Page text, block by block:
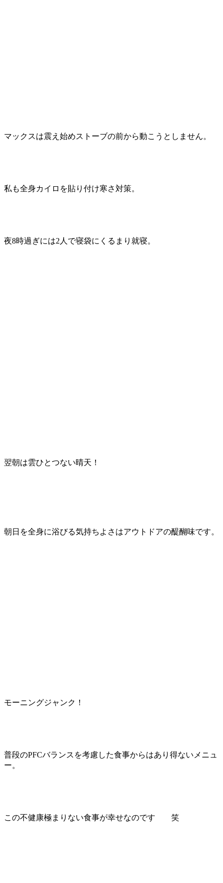
マックスは震え始めストーブの前から動こうとしません。
私も全身カイロを貼り付け寒さ対策。
夜8時過ぎには2人で寝袋にくるまり就寝。
翌朝は雲ひとつない晴天！
朝日を全身に浴びる気持ちよさはアウトドアの醍醐味です。
モーニングジャンク！
普段のPFCバランスを考慮した食事からはあり得ないメニュ
ー。
この不健康極まりない食事が幸せなのです 笑